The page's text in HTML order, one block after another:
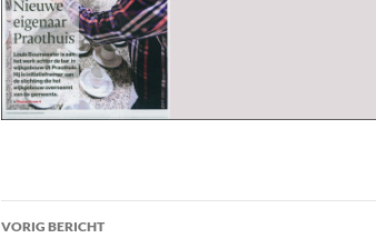
Bericht
VORIG BERICHT